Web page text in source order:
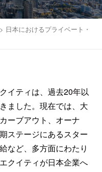
> 日本におけるプライベート・
イティは、過去20年以
ました。現在では、大
ーブアウト、オーナ
ステージにあるスター
など、多方面にわたり
クイティが日本企業へ